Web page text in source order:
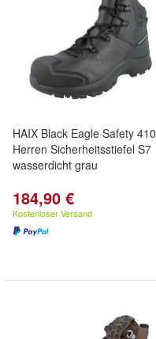
HAIX Black Eagle Safety 410
Herren Sicherheitsstiefel S7
wasserdicht grau
184,90 €
Kostenloser Versand